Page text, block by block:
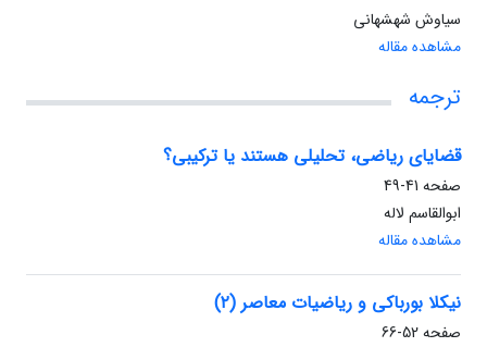
سیاوش شهشهانی
مشاهده مقاله
ترجمه
قضایای ریاضی، تحلیلی هستند یا ترکیبی؟
صفحه 41-49
ابوالقاسم لاله
مشاهده مقاله
نیکلا بورباکی و ریاضیات معاصر (۲)
صفحه52-66